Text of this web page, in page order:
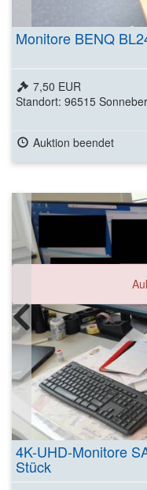
Monitore BENQ
7,50 EUR
Standort: 96515
Auktion beendet
4K-UHD-Monitore
Stück